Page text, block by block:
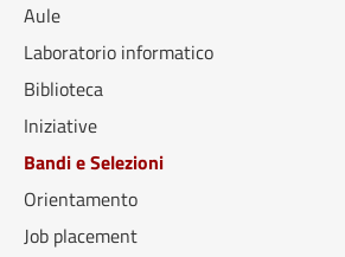
Aule
Laboratorio informatico
Biblioteca
Iniziative
Bandi e Selezioni
Orientamento
Job placement